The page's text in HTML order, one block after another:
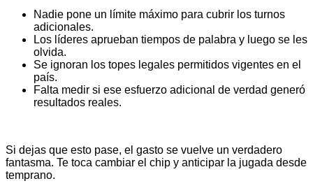
Nadie pone un límite máximo para cubrir los turnos
adicionales.
Los líderes aprueban tiempos de palabra y luego se les
olvida.
Se ignoran los topes legales permitidos vigentes en el
país.
Falta medir si ese esfuerzo adicional de verdad generó
resultados reales.
Si dejas que esto pase, el gasto se vuelve un verdadero
fantasma. Te toca cambiar el chip y anticipar la jugada desde
temprano.